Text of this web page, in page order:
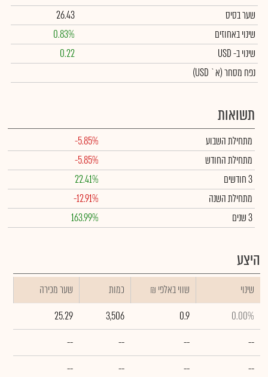
שער בסיס
26.43
שינוי באחוזים
0.83%
שינויב- USD
0.22
נפח מסחר(א` USD)
תשואות
מתחילת השבוע
-5.85%
מתחילת החודש
-5.85%
3 חודשים
22.41%
מתחילת השנה
-12.91%
3 שנים
163.99%
היצע
שינוי ₪ שווי באלפי כמות
שער מכירה
0.00%
0.9
3,506
25.29
--
--
--
--
--
--
--
--